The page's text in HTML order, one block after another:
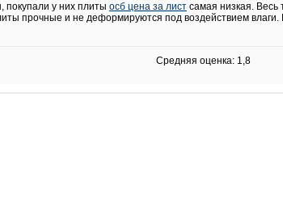
покупали у них плиты осб цена за лист самая низкая. Весь
прочные и не деформируются под воздействием
Средняя оценка: 1,8